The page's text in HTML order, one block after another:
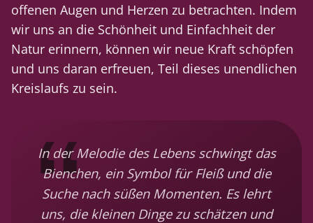
offenen Augen und Herzen zu betrachten. Indem
wir uns an die Schönheit und Einfachheit der
Natur erinnern, können wir neue Kraft schöpfen
und uns daran erfreuen, Teil dieses unendlichen
Kreislaufs zu sein.
In der Melodie des Lebens schwingt das
Bienchen, ein Symbol für Fleiß und die
Suche nach süßen Momenten. Es lehrt
uns, die kleinen Dinge zu schätzen und